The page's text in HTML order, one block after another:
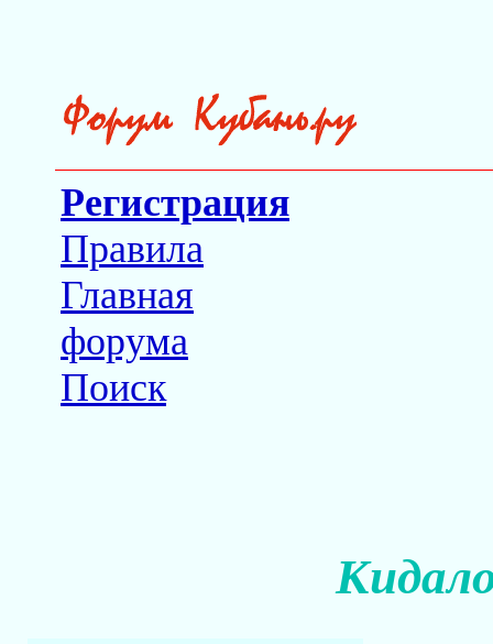
Регистрация
Правила
Главная
форума
Поиск